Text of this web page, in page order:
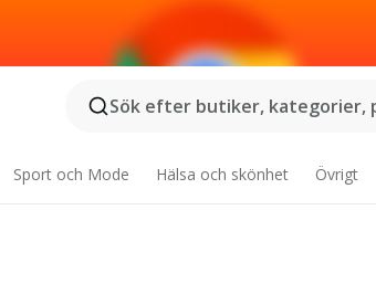
Sök efter butiker, kategorier,
Sport och Mode Hälsa och skönhet Övrigt